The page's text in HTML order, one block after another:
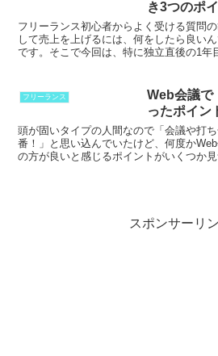
き3つのポ
フリーランス初心者からよく受ける質問
して売上を上げるには、何をしたら良い
です。そこで今回は、特に独立直後の1年
フリーランス
Web会議で
ったポイン
頭が固いタイプの人間なので「会議や打
番！」と思い込んでいたけど、何度か
の方が良いと感じるポイントがいくつか見
スポンサーリ